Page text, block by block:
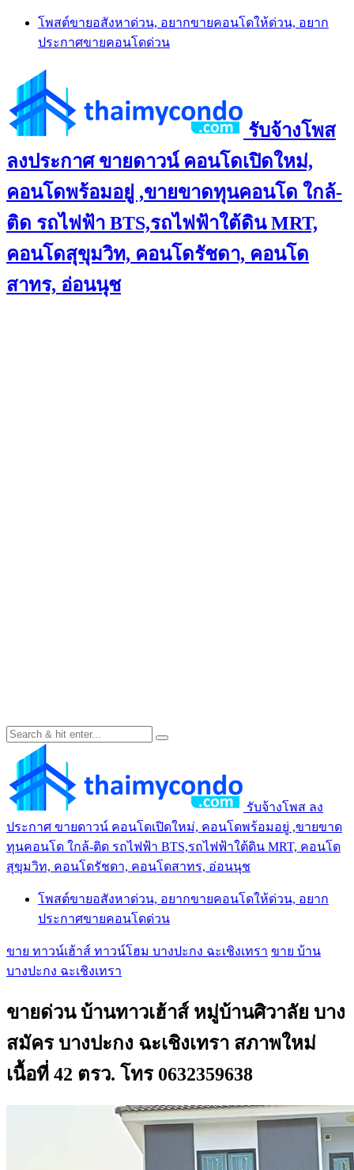
Skip
content
โพสต์ขายอสังหาด่วน, อยากขายคอนโดให้ด่วน, อยาก
ประกาศขายคอนโดด่วน
รับจ้างโพส
ลงประกาศ ขายดาวน์ คอนโดเปิดใหม่,
คอนโดพร้อมอยู่ ,ขายขาดทุนคอนโด ใกล้-
ติด รถไฟฟ้า BTS,รถไฟฟ้าใต้ดิน MRT,
คอนโดสุขุมวิท, คอนโดรัชดา, คอนโด
สาทร, อ่อนนุช
รับจ้างโพส ลง
ประกาศ ขายดาวน์ คอนโดเปิดใหม่, คอนโดพร้อมอยู่ ,ขายขาด
ทุนคอนโด ใกล้-ติด รถไฟฟ้า BTS,รถไฟฟ้าใต้ดิน MRT, คอนโด
สุขุมวิท, คอนโดรัชดา, คอนโดสาทร, อ่อนนุช
โพสต์ขายอสังหาด่วน, อยากขายคอนโดให้ด่วน, อยาก
ประกาศขายคอนโดด่วน
ขาย ทาวน์เฮ้าส์ ทาวน์โฮม บางปะกง ฉะเชิงเทรา ขาย บ้าน
บางปะกง ฉะเชิงเทรา
ขายด่วน บ้านทาวเฮ้าส์ หมู่บ้านศิวาลัย บาง
สมัคร บางปะกง ฉะเชิงเทรา สภาพใหม่
เนื้อที่ 42 ตรว. โทร 0632359638